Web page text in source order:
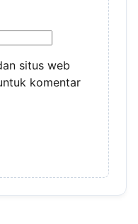
situs web
komentar